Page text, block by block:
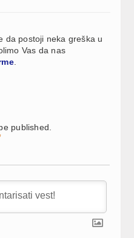
da postoji neka greška u
Vas da nas
.
published.